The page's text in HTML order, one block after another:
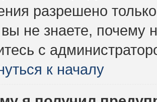
разрешено
не знаете, почему
с
к началу